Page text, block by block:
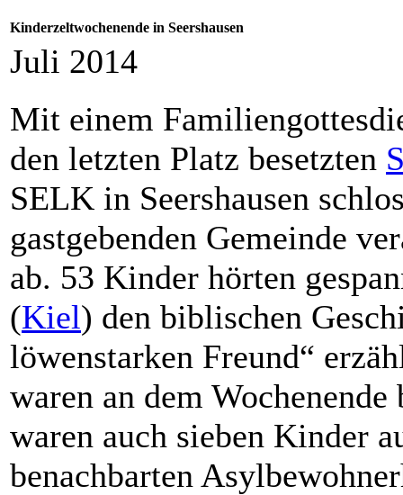
Kinderzeltwochenende in Seershausen
Juli 2014
Mit einem
den letzten Platz besetzten
SELK in Seershausen
gastgebenden Gemeinde
ab. 53 Kinder hörten
(Kiel) den biblischen
löwenstarken Freund“
waren an dem
waren auch sieben Kinder
benachbarten